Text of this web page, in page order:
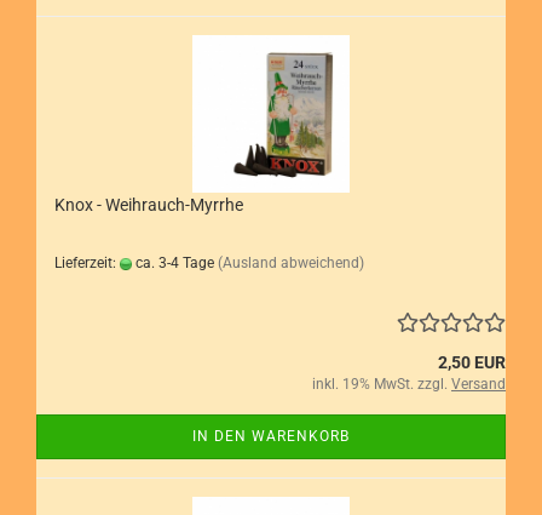
Knox - Weihrauch-Myrrhe
Lieferzeit: ca. 3-4 Tage (Ausland abweichend)
2,50 EUR
inkl. 19% MwSt. zzgl. Versand
IN DEN WARENKORB